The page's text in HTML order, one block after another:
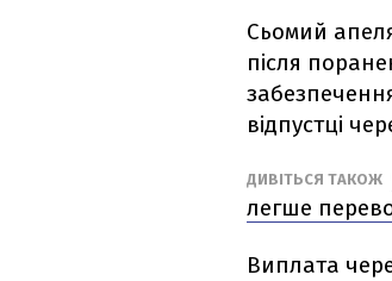
Сьомий
після
відпустці
ДИВІТЬСЯ ТАКОЖ
легше
Виплата